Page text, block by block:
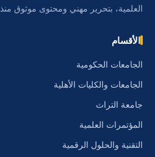
العلمية، بتحرير مهني ومحتوى موثوق منذ 2020.
الأقسام
الجامعات الحكومية
الجامعات والكليات الأهلية
جامعة التراث
المؤتمرات العلمية
التقنية والحلول الرقمية